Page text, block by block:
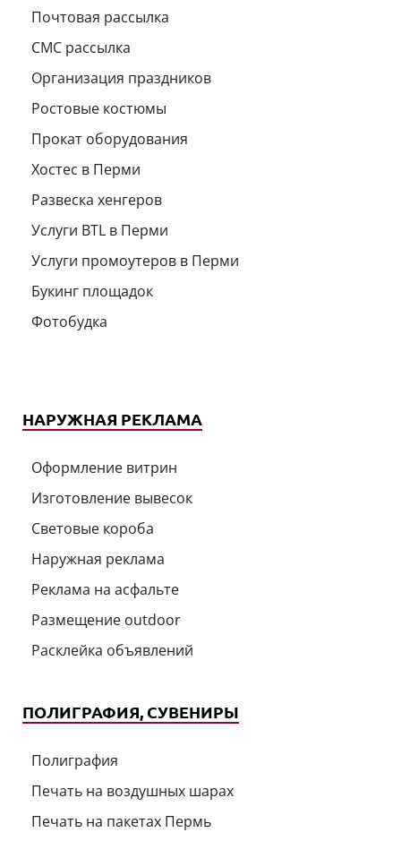
Почтовая рассылка
СМС рассылка
Организация праздников
Ростовые костюмы
Прокат оборудования
Хостес в Перми
Развеска хенгеров
Услуги BTL в Перми
Услуги промоутеров в Перми
Букинг площадок
Фотобудка
НАРУЖНАЯ РЕКЛАМА
Оформление витрин
Изготовление вывесок
Световые короба
Наружная реклама
Реклама на асфальте
Размещение outdoor
Расклейка объявлений
ПОЛИГРАФИЯ, СУВЕНИРЫ
Полиграфия
Печать на воздушных шарах
Печать на пакетах Пермь